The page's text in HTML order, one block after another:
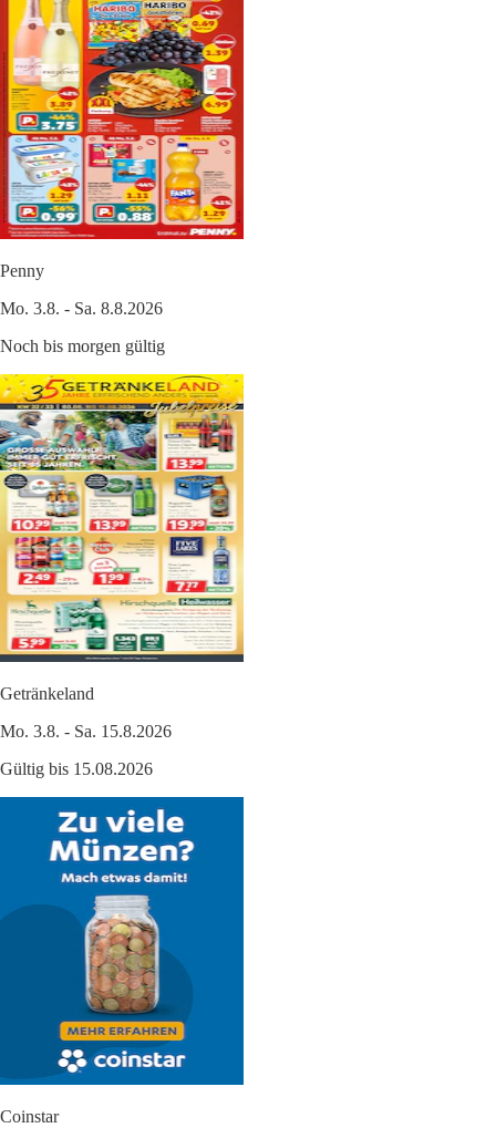
Penny
Mo. 3.8. - Sa. 8.8.2026
Noch bis morgen gültig
Getränkeland
Mo. 3.8. - Sa. 15.8.2026
Gültig bis 15.08.2026
Coinstar